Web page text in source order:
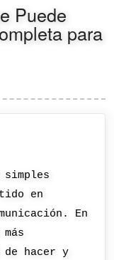
Puede
para
simples
en
En
de hacer y